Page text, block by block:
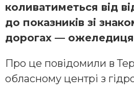
коливатиметься від
до показників зі
дорогах —
Про це повідомили в
обласному центрі з